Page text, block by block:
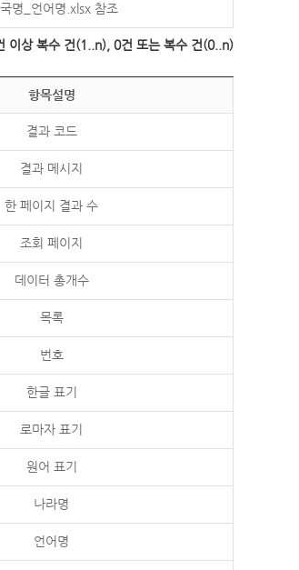
명_언어명.xlsx 참조
이상 복수 건(1..n), 0건 또는 복수 건(0..n)
항목설명
결과 코드
결과 메시지
한 페이지 결과 수
조회 페이지
데이터 총개수
목록
번호
한글 표기
로마자 표기
원어 표기
나라명
언어명